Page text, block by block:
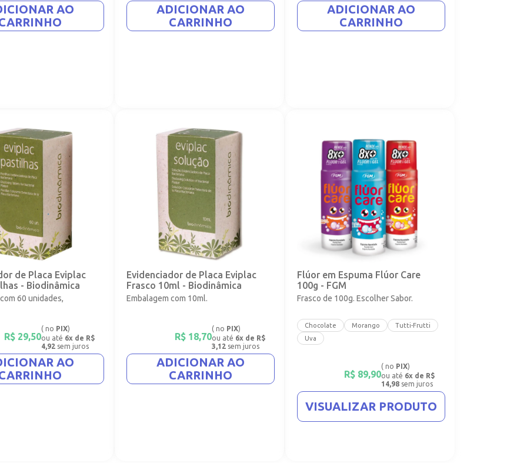
AO
ADICIONAR AO
CARRINHO
ADICIONAR AO
CARRINHO
de Placa Eviplac
- Biodinâmica
60 unidades,
R$ 29,50
( no PIX)
ou até 6x de R$
4,92 sem juros
AO
Evidenciador de Placa Eviplac
Frasco 10ml - Biodinâmica
Embalagem com 10ml.
R$ 18,70
( no PIX)
ou até 6x de R$
3,12 sem juros
ADICIONAR AO
CARRINHO
Flúor em Espuma Flúor Care
100g - FGM
Frasco de 100g. Escolher Sabor.
Chocolate Morango
Tutti-Frutti
Uva
R$ 89,90
( no PIX)
ou até 6x de R$
14,98 sem juros
VISUALIZAR PRODUTO